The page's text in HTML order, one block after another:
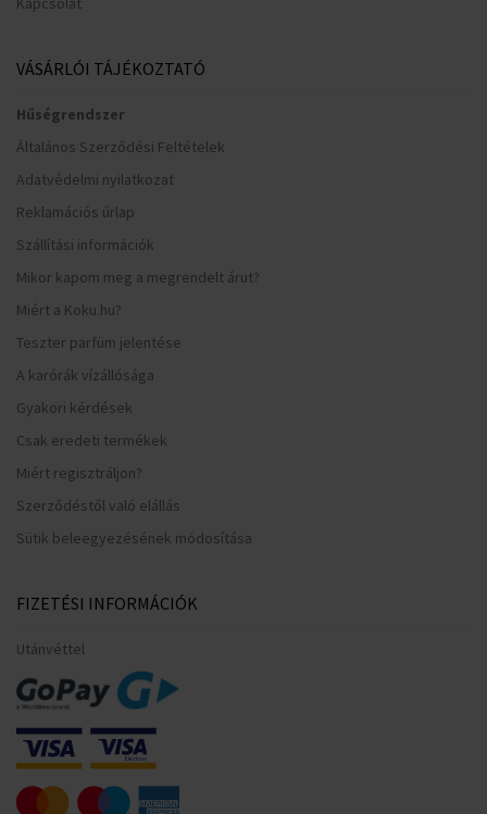
VÁSÁRLÓI TÁJÉKOZTATÓ
Hűségrendszer
Általános Szerződési Feltételek
Adatvédelmi nyilatkozat
Reklamációs űrlap
Szállítási információk
Mikor kapom meg a megrendelt árut?
Miért a Koku.hu?
Teszter parfüm jelentése
A karórák vízállósága
Gyakori kérdések
Csak eredeti termékek
Miért regisztráljon?
Szerződéstől való elállás
Sütik beleegyezésének módosítása
FIZETÉSI INFORMÁCIÓK
Utánvéttel